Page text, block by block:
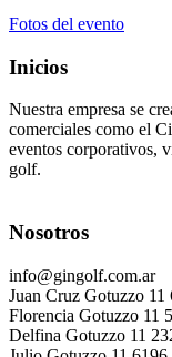
Fotos del evento
Inicios
Nuestra empresa se
comerciales como el
eventos corporativos,
golf.
Nosotros
info@gingolf.com.ar
Juan Cruz Gotuzzo 11
Florencia Gotuzzo 11
Delfina Gotuzzo 11